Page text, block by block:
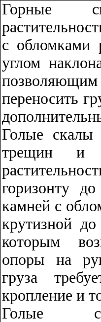
Горные
с обломками
углом
переносить
Голые скалы
трещин и
горизонту
камней с
крутизной
которым
опоры на
груза
кропление и
Голые